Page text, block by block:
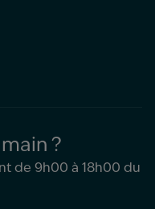
?
de 9h00 à 18h00 du